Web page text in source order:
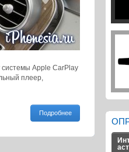
системы Apple CarPlay
плеер,
Подробнее